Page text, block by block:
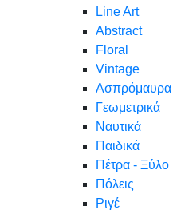
Line Art
Abstract
Floral
Vintage
Ασπρόμαυρα
Γεωμετρικά
Ναυτικά
Παιδικά
Πέτρα - Ξύλο
Πόλεις
Ριγέ